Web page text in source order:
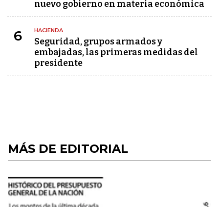
nuevo gobierno en materia económica
6 HACIENDA
Seguridad, grupos armados y
embajadas, las primeras medidas del
presidente
MÁS DE EDITORIAL